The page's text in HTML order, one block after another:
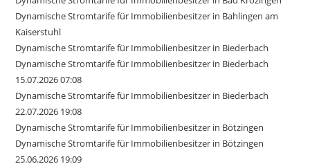
Dynamische Stromtarife für Immobilienbesitzer in Bahlingen am
Kaiserstuhl
Dynamische Stromtarife für Immobilienbesitzer in Biederbach
Dynamische Stromtarife für Immobilienbesitzer in Biederbach
15.07.2026 07:08
Dynamische Stromtarife für Immobilienbesitzer in Biederbach
22.07.2026 19:08
Dynamische Stromtarife für Immobilienbesitzer in Bötzingen
Dynamische Stromtarife für Immobilienbesitzer in Bötzingen
25.06.2026 19:09